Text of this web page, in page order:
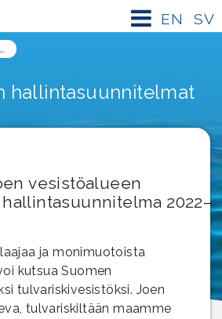
SV
EN
Kokemäen vesistöalueen tulvariskien hallintasuunnitelma
hallintasuunnitelmat
vesistöalueen
hallintasuunnitelma 2022–
ja monimuotoista
kutsua Suomen
tulvariskivesistöksi. Joen
tulvariskiltään maamme